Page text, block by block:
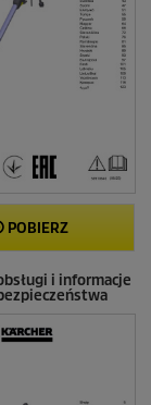
POBIERZ
i informacje